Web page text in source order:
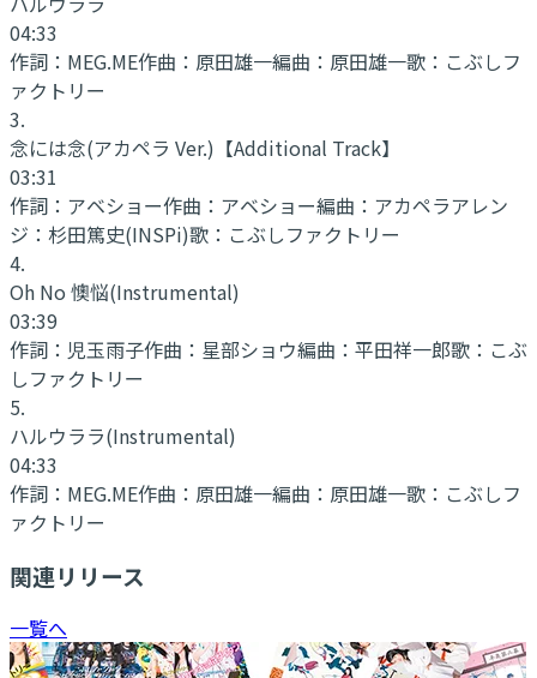
04:33
作詞： MEG.ME作曲： 原田雄一編曲： 原田雄一歌： こぶしフ
ァクトリー
3.
念には念(アカペラ Ver.) 【Additional Track】
03:31
作詞： アベショー作曲： アベショー編曲： アカペラアレン
ジ：杉田篤史(INSPi)歌： こぶしファクトリー
4.
Oh No 懊悩(Instrumental)
03:39
作詞： 児玉雨子作曲： 星部ショウ編曲： 平田祥一郎歌： こぶ
しファクトリー
5.
ハルウララ(Instrumental)
04:33
作詞： MEG.ME作曲： 原田雄一編曲： 原田雄一歌： こぶしフ
ァクトリー
関連リリース
一覧へ